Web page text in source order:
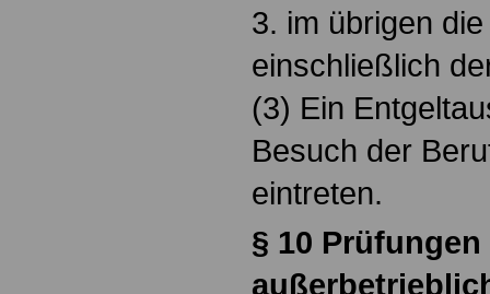
3. im übrigen
einschließlich
(3) Ein
Besuch der
eintreten.
§ 10